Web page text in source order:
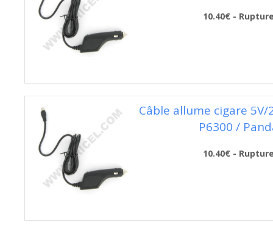
10.40€ -
Câble allume cigare 5V/
P6300 /
10.40€ -